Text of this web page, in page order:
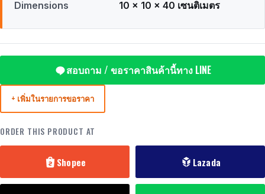
Dimensions 10 × 10 × 40 เซนติเมตร
สอบถาม / ขอราคาสินค้านี้ทาง LINE
+ เพิ่มในรายการขอราคา
ORDER THIS PRODUCT AT
Shopee Lazada